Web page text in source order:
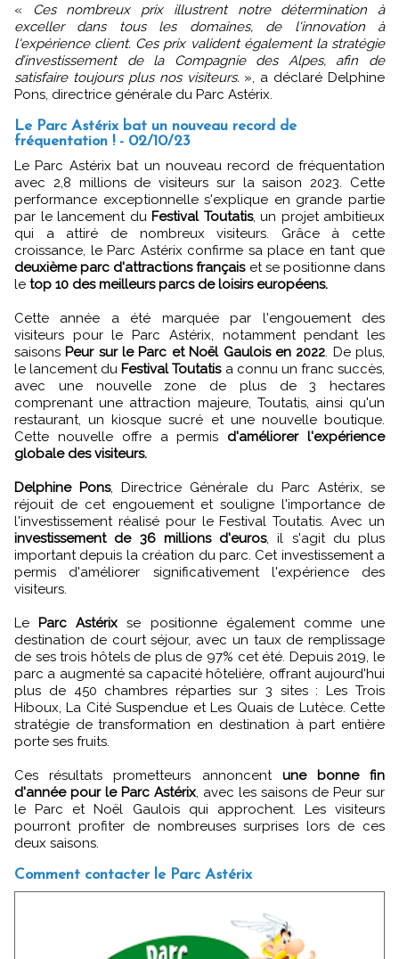
« Ces nombreux prix illustrent notre détermination à
exceller dans tous les domaines, de l'innovation à
l'expérience client. Ces prix valident également la stratégie
d’investissement de la Compagnie des Alpes, afin de
satisfaire toujours plus nos visiteurs. », a déclaré Delphine
Pons, directrice générale du Parc Astérix.
Le Parc Astérix bat un nouveau record de
fréquentation ! - 02/10/23
Le Parc Astérix bat un nouveau record de fréquentation
avec 2,8 millions de visiteurs sur la saison 2023. Cette
performance exceptionnelle s'explique en grande partie
par le lancement du Festival Toutatis, un projet ambitieux
qui a attiré de nombreux visiteurs. Grâce à cette
croissance, le Parc Astérix confirme sa place en tant que
deuxième parc d'attractions françaiset se positionne dans
le top 10 des meilleurs parcs de loisirs européens.
Cette année a été marquée par l'engouement des
visiteurs pour le Parc Astérix, notamment pendant les
saisons Peur sur le Parc et Noël Gaulois en 2022. De plus,
le lancement du Festival Toutatisa connu un franc succès,
avec une nouvelle zone de plus de 3 hectares
comprenant une attraction majeure, Toutatis, ainsi qu'un
restaurant, un kiosque sucré et une nouvelle boutique.
Cette nouvelle offre a permis d'améliorer l'expérience
globale des visiteurs.
Delphine Pons, Directrice Générale du Parc Astérix, se
réjouit de cet engouement et souligne l'importance de
l'investissement réalisé pour le Festival Toutatis. Avec un
investissement de 36 millions d'euros, il s'agit du plus
important depuis la création du parc. Cet investissement a
permis d'améliorer significativement l'expérience des
visiteurs.
Le Parc Astérix se positionne également comme une
destination de court séjour, avec un taux de remplissage
de ses trois hôtels de plus de 97% cet été. Depuis 2019, le
parc a augmenté sa capacité hôtelière, offrant aujourd'hui
plus de 450 chambres réparties sur 3 sites : Les Trois
Hiboux, La Cité Suspendue et Les Quais de Lutèce. Cette
stratégie de transformation en destination à part entière
porte ses fruits.
Ces résultats prometteurs annoncent une bonne fin
d'année pour le Parc Astérix, avec les saisons de Peur sur
le Parc et Noël Gaulois qui approchent. Les visiteurs
pourront profiter de nombreuses surprises lors de ces
deux saisons.
Comment contacter le Parc Astérix